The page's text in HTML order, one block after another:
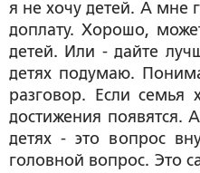
я не хочу детей. А мне
доплату. Хорошо,
детей. Или - дайте
детях подумаю.
разговор. Если семья
достижения появятся.
детях - это вопрос
головной вопрос. Это